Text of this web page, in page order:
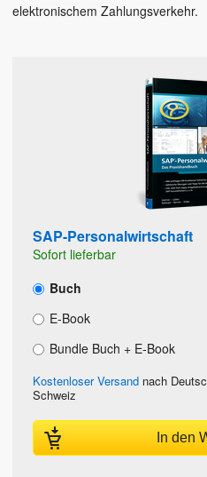
elektronischem Zahlungsverkehr.
SAP-Personalwirtschaft
Sofort lieferbar
Buch
E-Book
Bundle Buch + E-Book
Kostenloser Versand nach
Schweiz
In den